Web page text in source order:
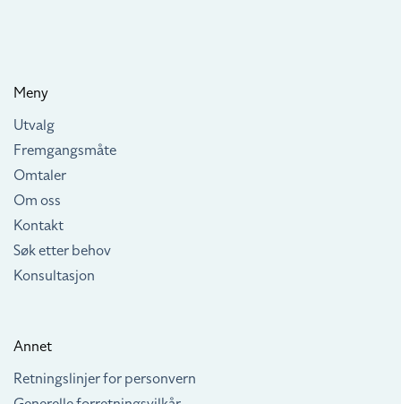
Meny
Utvalg
Fremgangsmåte
Omtaler
Om oss
Kontakt
Søk etter behov
Konsultasjon
Annet
Retningslinjer for personvern